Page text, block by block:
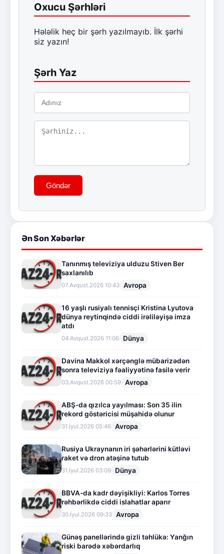
Oxucu Şərhləri
Hələlik heç bir şərh yazılmayıb. İlk şərhi
siz yazın!
Şərh Yaz
Göndər
Ən Son Xəbərlər
Tanınmış televiziya ulduzu Stiven Ber
saxlanılıb
07.Avqust.2026 10:43 Avropa
16 yaşlı rusiyalı tennisçi Kristina Lyutova
dünya reytinqində ciddi irəliləyişə imza
atdı
04.Avqust.2026 11:06 Dünya
Davina Makkol xərçənglə mübarizədən
sonra televiziya fəaliyyətinə fasilə verir
03.Avqust.2026 00:59 Avropa
ABŞ-da qızılca yayılması: Son 35 ilin
rekord göstəricisi müşahidə olunur
31.İyul.2026 05:46 Avropa
Rusiya Ukraynanın iri şəhərlərini kütləvi
raket və dron atəşinə tutub
31.İyul.2026 03:09 Dünya
BBVA-da kadr dəyişikliyi: Karlos Torres
rəhbərlikdə ciddi islahatlar aparır
30.İyul.2026 09:33 Avropa
Günəş panellərində gizli təhlükə: Yanğın
riski barədə xəbərdarlıq